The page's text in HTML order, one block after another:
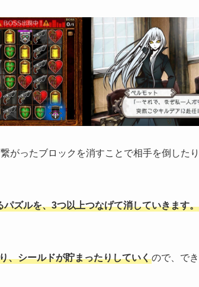
がったブロックを消すことで相手を倒した
ズルを、3つ以上つなげて消していきます。
、シールドが貯まったりしていくので、で